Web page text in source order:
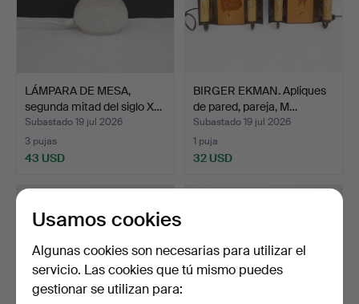
LÁMPARA DE MESA,
segunda mitad del siglo X…
Subastado 19 jul 2026
3 pujas
43 USD
BIRGER EKMAN. Apliques
de pared, pareja, M…
Subastado 19 jul 2026
1 puja
32 USD
Usamos cookies
Algunas cookies son necesarias para utilizar el
servicio. Las cookies que tú mismo puedes
gestionar se utilizan para: